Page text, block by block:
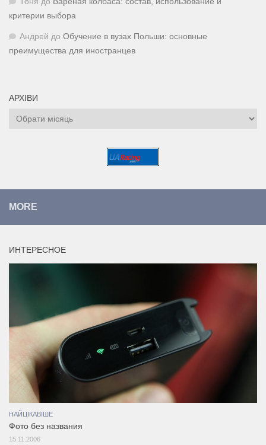
критерии выбора
Андрей до Обучение в вузах Польши: основные
преимущества для иностранцев
АРХІВИ
Архіви
MORE
ИНТЕРЕСНОЕ
НАЙЦІКАВІШЕ
Фото без названия
15.11.2006